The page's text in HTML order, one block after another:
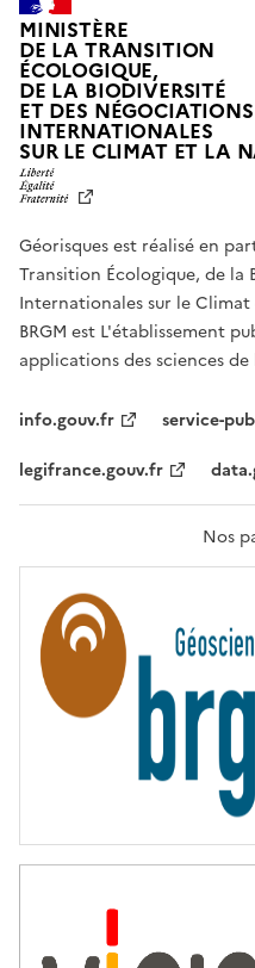
MINISTÈRE
DE LA TRANSITION
ÉCOLOGIQUE,
DE LA BIODIVERSITÉ
ET DES NÉGOCIATIONS
INTERNATIONALES
SUR LE CLIMAT ET LA
Géorisques est réalisé en
Transition Écologique, de la
Internationales sur le Climat
BRGM est L'établissement
applications des sciences de
info.gouv.fr
service-
legifrance.gouv.fr
Nos